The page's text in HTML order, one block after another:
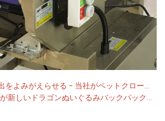
感情を再現し、思い出をよみがえらせる - 当社がペットクローン人形シリーズを発売
夢は旅先でも — 当社が新しいドラゴンぬいぐるみバックパックを発売